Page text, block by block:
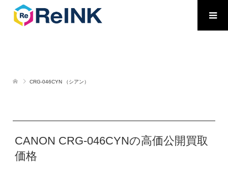
CRG-046CYN （シアン）
CANON CRG-046CYNの高価公開買取
価格